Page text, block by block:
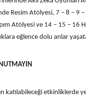
Resim Atölyesi, 7 – 8 – 9 –
Atölyesi ve 14 – 15 – 16
eğlence dolu anlar
katılabileceği etkinliklerde